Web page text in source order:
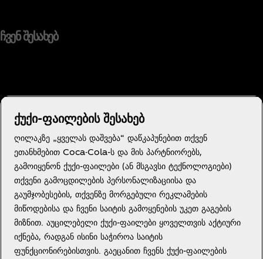
ჩვენ შესახებ
გჭირდებათ დახმარება?
მომხმარებლის კონფիդենციალურობის შეტყobინება
გამოყენების პირობები
ქუქი ფაილების პარამეტრები
ქუქი-ფაილების შესახებ
ღილაკზე „ყველას დაშვება“ დაწკაპუნებით თქვენ
ეთანხმებით Coca-Cola-ს და მის პარტნიორებს,
გამოიყენონ ქუქი-ფაილები (ან მსგავსი ტექნოლოგიები)
თქვენი გამოცდილების პერსონალიზაციისა და
გაუმჯობესების, თქვენზე მორგებული რეკლამების
მიწოდებისა და ჩვენი საიტის გამოყენების უკეთ გაგების
მიზნით. აუცილებელი ქუქი-ფაილები ყოველთვის აქტიური
იქნება, რადგან ისინი საჭიროა საიტის
ფუნქციონირებისთვის. გაეცანით ჩვენს ქუქი-ფაილების